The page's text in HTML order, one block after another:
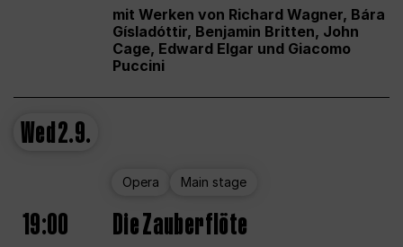
mit Werken von Richard Wagner, Bára
Gísladóttir, Benjamin Britten, John
Cage, Edward Elgar und Giacomo
Puccini
Wed2.9.
Opera Main stage
19:00 Die Zauberflöte